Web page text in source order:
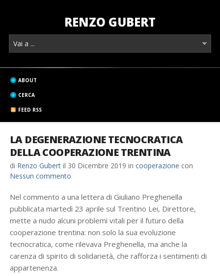
RENZO GUBERT
ABOUT
CERCA
FEED RSS
LA DEGENERAZIONE TECNOCRATICA
DELLA COOPERAZIONE TRENTINA
di Renzo Gubert il 30 Dicembre 2019 in cooperazione con
Nessun commento
Nel commento a una lettera di Giuliano Preghenella
pubblicata martedì 23 aprile sul Trentino Lei, Direttore,
mette a nudo alcuni problemi vitali per il futuro della
cooperazione trentina: non solo la sua evoluzione
tecnocratica, come rilevava Preghenella, ma anche la
carenza di spirito di solidarietà, che rafforza i sentimenti di
appartenenza.